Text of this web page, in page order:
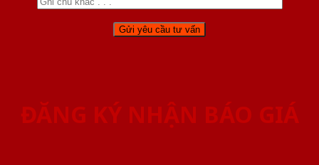
ĐĂNG KÝ NHẬN BÁO GIÁ